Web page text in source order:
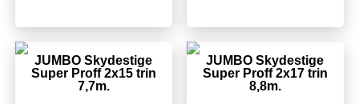
JUMBO Skydestige
Super Proff 2x15 trin
7,7m.
JUMBO Skydestige
Super Proff 2x17 trin
8,8m.